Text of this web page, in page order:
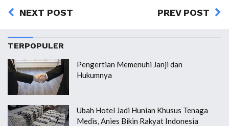
NEXT POST PREV POST
TERPOPULER
Pengertian Memenuhi Janji dan
Hukumnya
Ubah Hotel Jadi Hunian Khusus Tenaga
Medis, Anies Bikin Rakyat Indonesia